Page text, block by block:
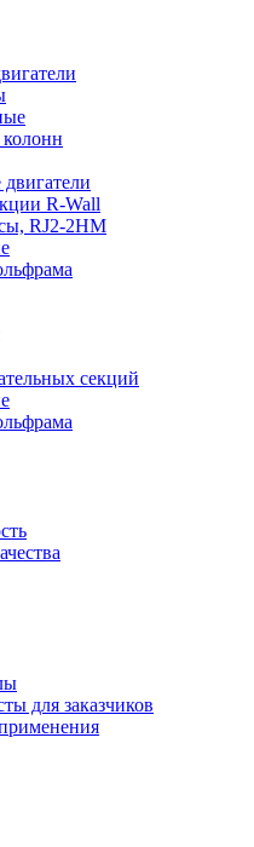
R-Wall
RJ2-2HM
секций
для заказчиков